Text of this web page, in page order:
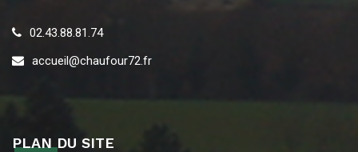
02.43.88.81.74
accueil@chaufour72.fr
PLAN DU SITE